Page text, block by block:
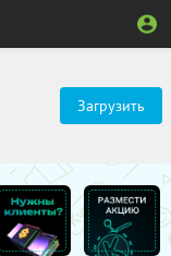
Загрузить